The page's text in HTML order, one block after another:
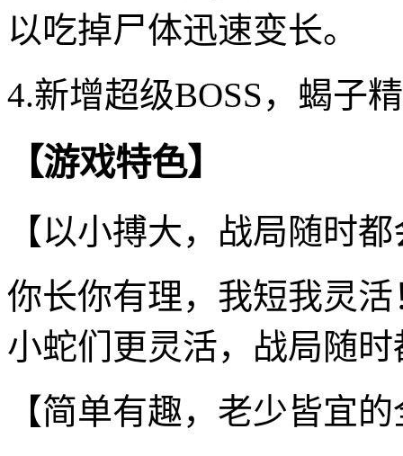
以吃掉尸体迅速变长。
4.新增超级BOSS，蝎子
【游戏特色】
【以小搏大，战局随时
你长你有理，我短我灵
小蛇们更灵活，战局随
【简单有趣，老少皆宜